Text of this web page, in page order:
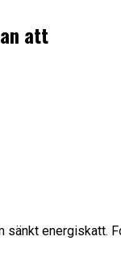
att
sänkt energiskatt.